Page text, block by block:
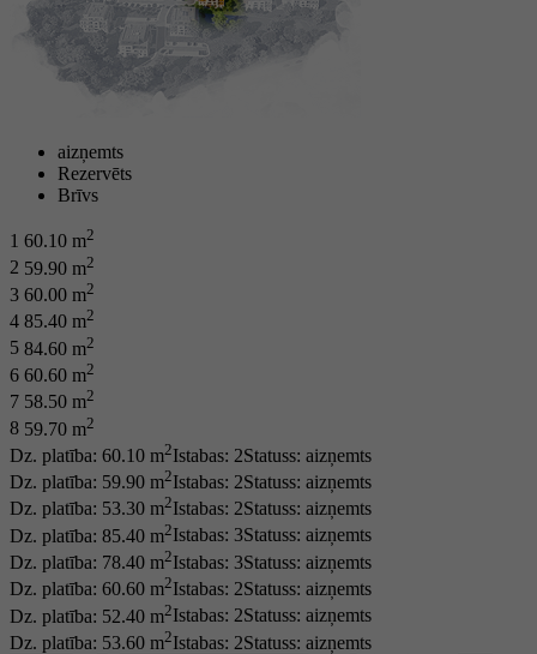
aizņemts
Rezervēts
Brīvs
1 60.10 m2
2 59.90 m2
3 60.00 m2
4 85.40 m2
5 84.60 m2
6 60.60 m2
7 58.50 m2
8 59.70 m2
Dz. platība: 60.10 m2Istabas: 2Statuss: aizņemts
Dz. platība: 59.90 m2Istabas: 2Statuss: aizņemts
Dz. platība: 53.30 m2Istabas: 2Statuss: aizņemts
Dz. platība: 85.40 m2Istabas: 3Statuss: aizņemts
Dz. platība: 78.40 m2Istabas: 3Statuss: aizņemts
Dz. platība: 60.60 m2Istabas: 2Statuss: aizņemts
Dz. platība: 52.40 m2Istabas: 2Statuss: aizņemts
Dz. platība: 53.60 m2Istabas: 2Statuss: aizņemts